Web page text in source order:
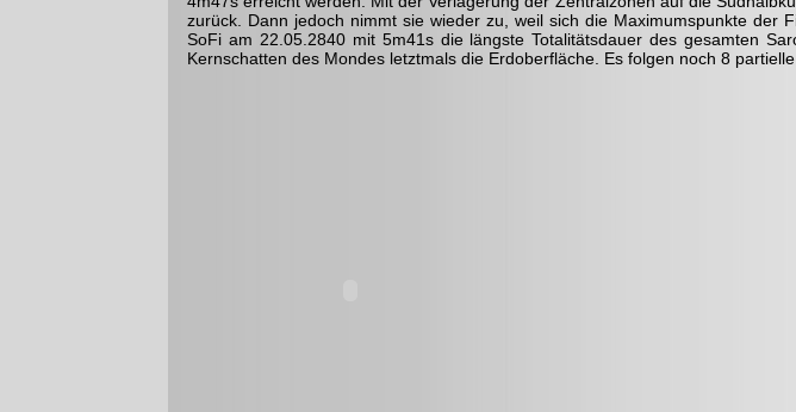
zurück. Dann jedoch nimmt sie wieder zu, weil sich die Maximumspunkte
SoFi am 22.05.2840 mit 5m41s die längste Totalitätsdauer des gesamten
Kernschatten des Mondes letztmals die Erdoberfläche. Es folgen noch 8